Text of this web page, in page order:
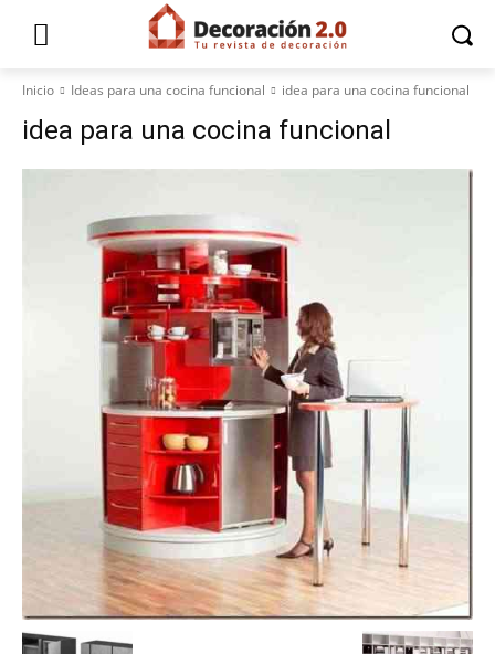
Inicio Ideas para una cocina funcional idea para una cocina funcional
idea para una cocina funcional